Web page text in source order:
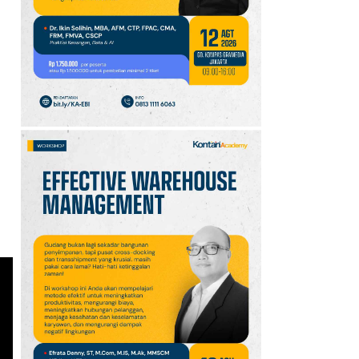
10 Klasemen Grup A Piala
AFF 2026: Ini Skenario
Indonesia Lolos ke
Semifinal